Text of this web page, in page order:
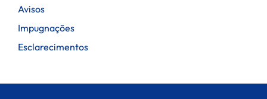
Avisos
Impugnações
Esclarecimentos